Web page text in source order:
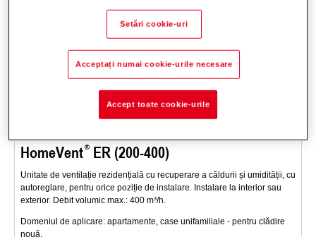
HomeVent ER (200-400)
Unitate de ventilație rezidențială cu recuperare a căldurii și umidității, cu
autoreglare, pentru orice poziție de instalare. Instalare la interior sau
exterior. Debit volumic max.: 400 m³/h.
Domeniul de aplicare: apartamente, case unifamiliale - pentru clădire
nouă.
Setări cookie-uri
Acceptați numai cookie-urile necesare
Accept toate cookie-urile